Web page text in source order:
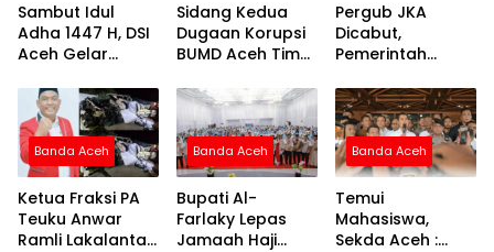
Sambut Idul
Adha 1447 H, DSI
Aceh Gelar
di Masjid Raya
Baiturrahman:
Total Hadiah
Rp33 Juta
Sidang Kedua
Dugaan Korupsi
BUMD Aceh Timur
Pemeriksaan
Saksi
Pergub JKA
Dicabut,
Pemerintah
Aceh Berobat
Normal Tanpa
Batasan Desil
Banda Aceh
Ketua Fraksi PA
Teuku Anwar
Ramli Lakalantas
Banda Aceh
Bupati Al-
Farlaky Lepas
Jamaah Haji
Banda Aceh
Temui
Mahasiswa,
Sekda Aceh :